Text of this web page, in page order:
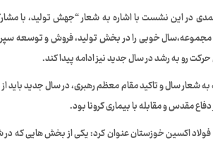
در این نشست با اشاره به شعار “جهش تولید، با
مجموعه،سال خوبی را در بخش تولید، فروش و توسعه
حرکت رو به رشد در سال جدید نیز ادامه پیدا کند.
به شعار سال و تاکید مقام معظم رهبری، در سال جدید
مقدس و مقابله با بیماری کرونا بود.
اکسین خوزستان عنوان کرد: یکی از بخش هایی که